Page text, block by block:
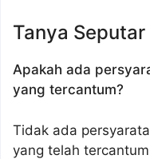
Tanya Seputar
Apakah ada
yang tercantum?
Tidak ada
yang telah